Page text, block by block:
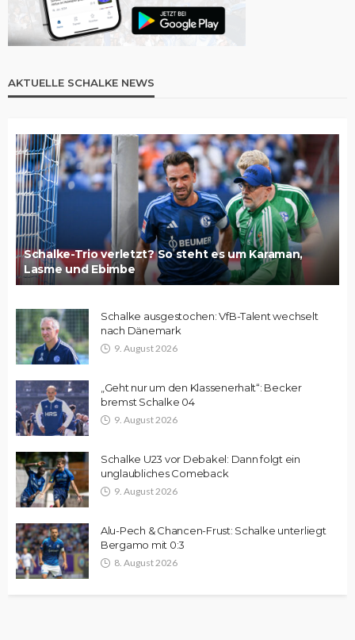
AKTUELLE SCHALKE NEWS
Schalke-Trio verletzt? So steht es um Karaman,
Lasme und Ebimbe
Schalke ausgestochen: VfB-Talent wechselt
nach Dänemark
9. August 2026
„Geht nur um den Klassenerhalt“: Becker
bremst Schalke 04
9. August 2026
Schalke U23 vor Debakel: Dann folgt ein
unglaubliches Comeback
9. August 2026
Alu-Pech & Chancen-Frust: Schalke unterliegt
Bergamo mit 0:3
8. August 2026